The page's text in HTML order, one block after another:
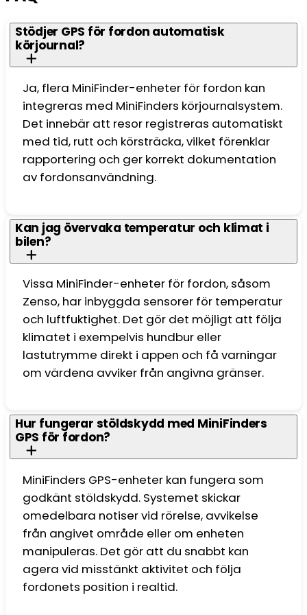
599 kr.
175 kr.
Stödjer GPS för fordon automatisk
körjournal?
Ja, flera MiniFinder-enheter för fordon kan
integreras med MiniFinders körjournalsystem.
Det innebär att resor registreras automatiskt
med tid, rutt och körsträcka, vilket förenklar
rapportering och ger korrekt dokumentation
av fordonsanvändning.
Kan jag övervaka temperatur och klimat i
bilen?
Vissa MiniFinder-enheter för fordon, såsom
Zenso, har inbyggda sensorer för temperatur
och luftfuktighet. Det gör det möjligt att följa
klimatet i exempelvis hundbur eller
lastutrymme direkt i appen och få varningar
om värdena avviker från angivna gränser.
Hur fungerar stöldskydd med MiniFinders
GPS för fordon?
MiniFinders GPS-enheter kan fungera som
godkänt stöldskydd. Systemet skickar
omedelbara notiser vid rörelse, avvikelse
från angivet område eller om enheten
manipuleras. Det gör att du snabbt kan
agera vid misstänkt aktivitet och följa
fordonets position i realtid.